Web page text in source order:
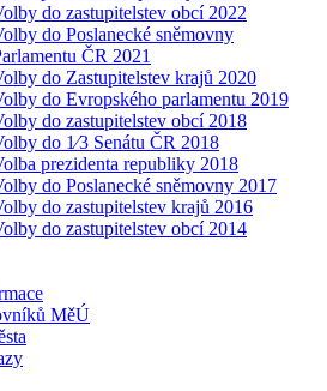
do zastupitelstev obcí 2022
do Poslanecké sněmovny
ČR 2021
do Zastupitelstev krajů 2020
do Evropského parlamentu 2019
do zastupitelstev obcí 2018
do 1⁄3 Senátu ČR 2018
prezidenta republiky 2018
do Poslanecké sněmovny 2017
do zastupitelstev krajů 2016
do zastupitelstev obcí 2014
MěÚ